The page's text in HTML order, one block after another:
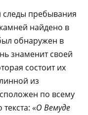
следы пребывания
найдено в
обнаружен в
знаменит своей
состоит их
из
по всему
«О Вемуде